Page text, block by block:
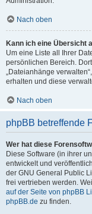
Nach oben
Kann ich eine Übersicht
Um eine Liste all Ihrer
persönlichen Bereich.
„Dateianhänge
erhalten und diese
Nach oben
phpBB betreffende
Wer hat diese
Diese Software (in ihrer
entwickelt und
der GNU General Public
frei vertrieben werden.
auf der Seite von phpBB
phpBB.de zu finden.